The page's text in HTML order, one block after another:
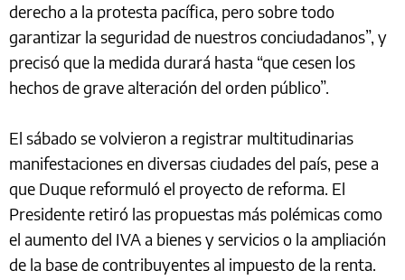
derecho a la protesta pacífica, pero sobre todo
garantizar la seguridad de nuestros conciudadanos”, y
precisó que la medida durará hasta “que cesen los
hechos de grave alteración del orden público”.
El sábado se volvieron a registrar multitudinarias
manifestaciones en diversas ciudades del país, pese a
que Duque reformuló el proyecto de reforma. El
Presidente retiró las propuestas más polémicas como
el aumento del IVA a bienes y servicios o la ampliación
de la base de contribuyentes al impuesto de la renta.